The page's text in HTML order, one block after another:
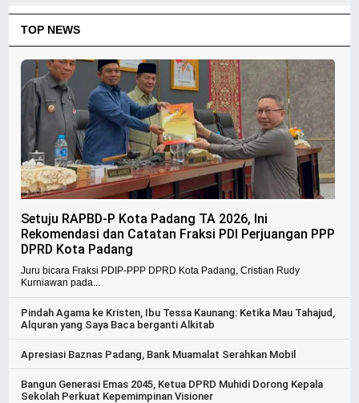
TOP NEWS
Setuju RAPBD-P Kota Padang TA 2026, Ini
Rekomendasi dan Catatan Fraksi PDI Perjuangan PPP
DPRD Kota Padang
Juru bicara Fraksi PDIP-PPP DPRD Kota Padang, Cristian Rudy
Kurniawan pada...
Pindah Agama ke Kristen, Ibu Tessa Kaunang: Ketika Mau Tahajud,
Alquran yang Saya Baca berganti Alkitab
Apresiasi Baznas Padang, Bank Muamalat Serahkan Mobil
Bangun Generasi Emas 2045, Ketua DPRD Muhidi Dorong Kepala
Sekolah Perkuat Kepemimpinan Visioner